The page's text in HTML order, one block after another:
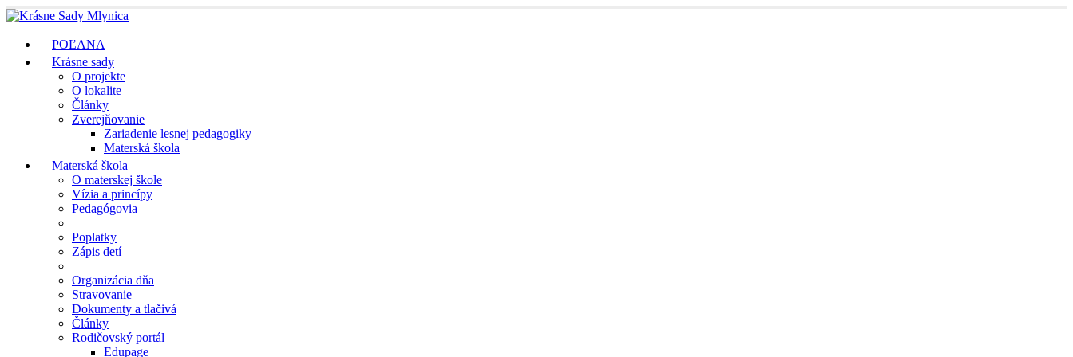
POĽANA
Krásne sady
O projekte
O lokalite
Články
Zverejňovanie
Zariadenie lesnej pedagogiky
Materská škola
Materská škola
O materskej škole
Vízia a princípy
Pedagógovia
Poplatky
Zápis detí
Organizácia dňa
Stravovanie
Dokumenty a tlačivá
Články
Rodičovský portál
Edupage